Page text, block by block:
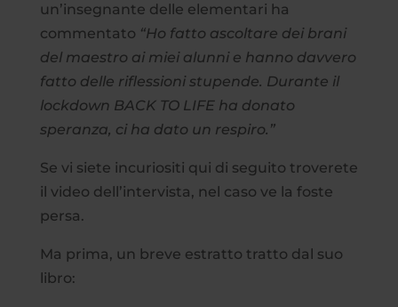
un’insegnante delle elementari ha
commentato “Ho fatto ascoltare dei brani
del maestro ai miei alunni e hanno davvero
fatto delle riflessioni stupende. Durante il
lockdown BACK TO LIFE ha donato
speranza, ci ha dato un respiro.”
Se vi siete incuriositi qui di seguito troverete
il video dell’intervista, nel caso ve la foste
persa.
Ma prima, un breve estratto tratto dal suo
libro: